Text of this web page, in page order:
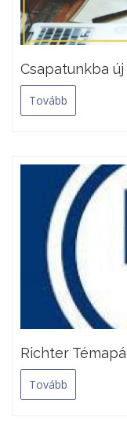
Csapatunkba
Tovább
Richter
Tovább